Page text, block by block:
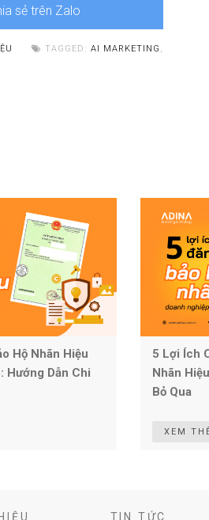
sẻ trên Zalo
TAGGED: AI MARKETING ,
Hộ Nhãn Hiệu
Hướng Dẫn Chi
5 Lợi Ích
Nhãn
Bỏ Qua
XEM
TIN TỨC